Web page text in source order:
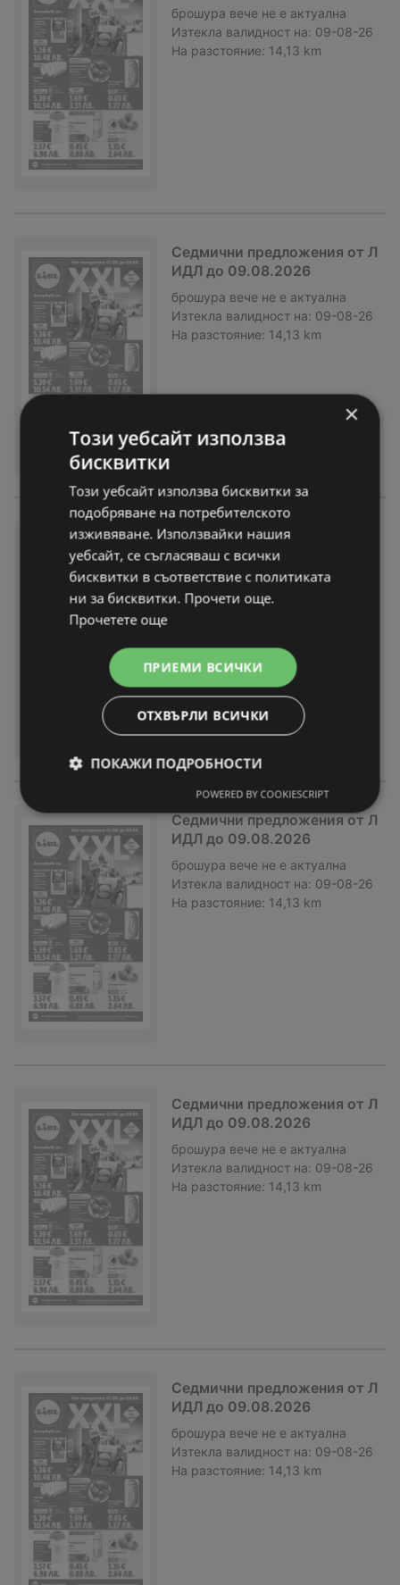
брошура вече не е актуална
Изтекла валидност на: 09-08-26
На разстояние: 14,13 km
Седмични предложения от Л
ИДЛ до 09.08.2026
брошура вече не е актуална
Изтекла валидност на: 09-08-26
На разстояние: 14,13 km
Седмични предложения от Л
ИДЛ до 09.08.2026
брошура вече не е актуална
Изтекла валидност на:
Седмични предложения от Л
ИДЛ до 09.08.2026
брошура вече не е актуална
Изтекла валидност на: 09-08-26
На разстояние: 14,13 km
Седмични предложения от Л
ИДЛ до 09.08.2026
брошура вече не е актуална
Изтекла валидност на: 09-08-26
На разстояние: 14,13 km
Седмични предложения от Л
ИДЛ до 09.08.2026
брошура вече не е актуална
Изтекла валидност на: 09-08-26
На разстояние: 14,13 km
×
Този уебсайт използва
бисквитки
Този уебсайт използва бисквитки за
подобряване на потребителското
изживяване. Използвайки нашия
уебсайт, се съгласяваш с всички
бисквитки в съответствие с политиката
ни за бисквитки. Прочети още.
Прочетете още
ПРИЕМИ ВСИЧКИ
ОТХВЪРЛИ ВСИЧКИ
ПОКАЖИ ПОДРОБНОСТИ
POWERED BY COOKIESCRIPT